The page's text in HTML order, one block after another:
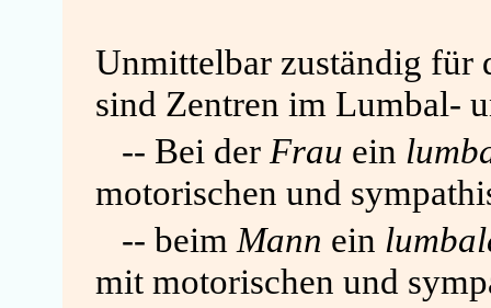
Unmittelbar zuständig für
sind Zentren im Lumbal-
-- Bei der Frau ein
motorischen und
-- beim Mann ein
mit motorischen und